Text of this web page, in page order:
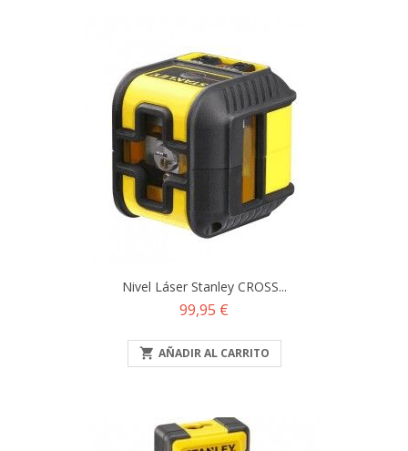
Nivel Láser Stanley CROSS...
Precio
99,95 €
 AÑADIR AL CARRITO